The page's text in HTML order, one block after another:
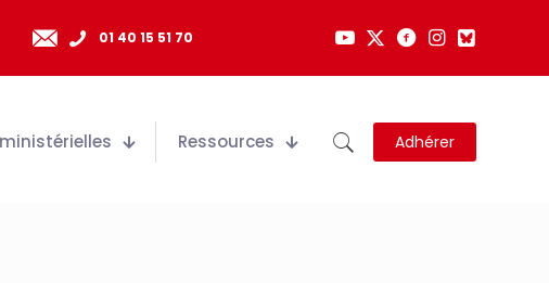
01 40 15 51 70
Ressources Adhérer